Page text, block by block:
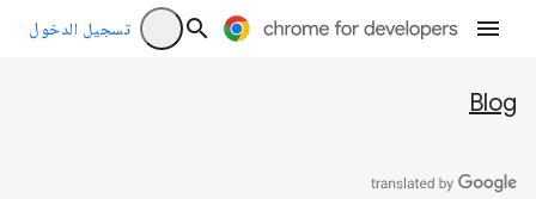
تسجيل الدخول
Blog